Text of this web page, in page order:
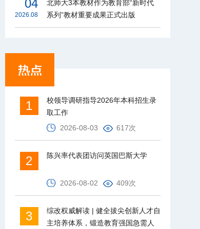
04
2026.08
北师大3本教材作为教育部“新时代
系列”教材重要成果正式出版
1
校领导调研指导2026年本科招生录
取工作
2026-08-03
617次
2 陈兴率代表团访问英国巴斯大学
2026-08-02 409次
3
综改权威解读 | 健全拔尖创新人才自
主培养体系，锻造教育强国急需人